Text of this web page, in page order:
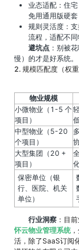
业态适配：住
免用通用版硬套
规则灵活度：
流程，适配不
避坑点 ：别被
慢）的才是好系统。
2. 规模匹配度（权
物业规模
小微物业（1-5 个
项目）
中型物业（5-20
个项目）
大型集团（20 +
项目）
保密单位（银
行、医院、机关
单位）
行业洞察 ：目
怀云物业管理系统
活，除了SaaS订阅